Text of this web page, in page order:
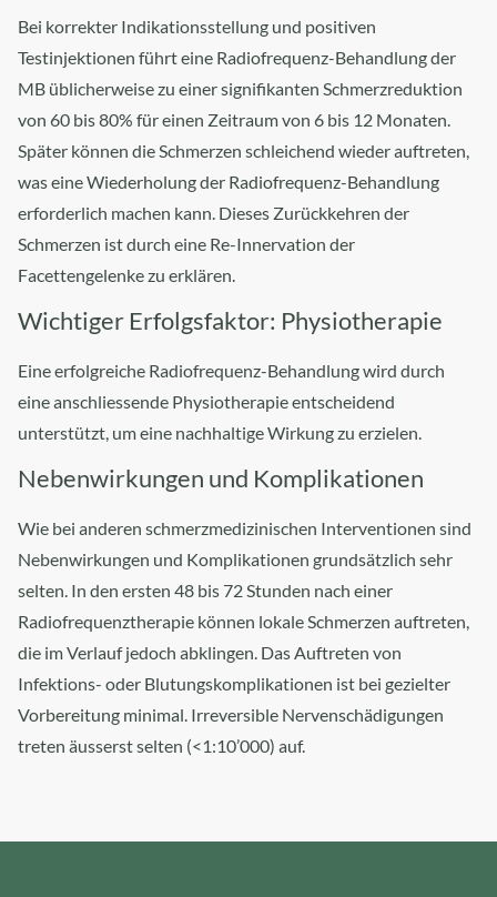
Bei korrekter Indikationsstellung und positiven
Testinjektionen führt eine Radiofrequenz-Behandlung der
MB üblicherweise zu einer signifikanten Schmerzreduktion
von 60 bis 80% für einen Zeitraum von 6 bis 12 Monaten.
Später können die Schmerzen schleichend wieder auftreten,
was eine Wiederholung der Radiofrequenz-Behandlung
erforderlich machen kann. Dieses Zurückkehren der
Schmerzen ist durch eine Re-Innervation der
Facettengelenke zu erklären.
Wichtiger Erfolgsfaktor: Physiotherapie
Eine erfolgreiche Radiofrequenz-Behandlung wird durch
eine anschliessende Physiotherapie entscheidend
unterstützt, um eine nachhaltige Wirkung zu erzielen.
Nebenwirkungen und Komplikationen​
Wie bei anderen schmerzmedizinischen Interventionen sind
Nebenwirkungen und Komplikationen grundsätzlich sehr
selten. In den ersten 48 bis 72 Stunden nach einer
Radiofrequenztherapie können lokale Schmerzen auftreten,
die im Verlauf jedoch abklingen. Das Auftreten von
Infektions- oder Blutungskomplikationen ist bei gezielter
Vorbereitung minimal. Irreversible Nervenschädigungen
treten äusserst selten (<1:10’000) auf.